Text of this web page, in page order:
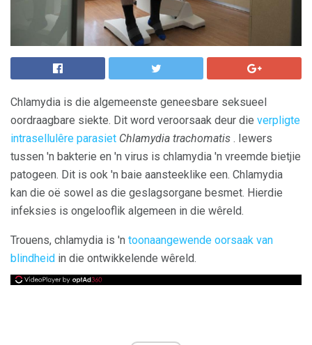
Chlamydia is die algemeenste geneesbare seksueel
oordraagbare siekte. Dit word veroorsaak deur die verpligte
intrasellulêre parasiet Chlamydia trachomatis . Iewers
tussen 'n bakterie en 'n virus is chlamydia 'n vreemde bietjie
patogeen. Dit is ook 'n baie aansteeklike een. Chlamydia
kan die oë sowel as die geslagsorgane besmet. Hierdie
infeksies is ongelooflik algemeen in die wêreld.
Trouens, chlamydia is 'n toonaangewende oorsaak van
blindheid in die ontwikkelende wêreld.